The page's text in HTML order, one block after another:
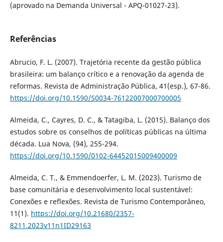
(aprovado na Demanda Universal - APQ-01027-23).
Referências
Abrucio, F. L. (2007). Trajetória recente da gestão pública
brasileira: um balanço crítico e a renovação da agenda de
reformas. Revista de Administração Pública, 41(esp.), 67-86.
https://doi.org/10.1590/S0034-76122007000700005
Almeida, C., Cayres, D. C., & Tatagiba, L. (2015). Balanço dos
estudos sobre os conselhos de políticas públicas na última
década. Lua Nova, (94), 255-294.
https://doi.org/10.1590/0102-64452015009400009
Almeida, C. T., & Emmendoerfer, L. M. (2023). Turismo de
base comunitária e desenvolvimento local sustentável:
Conexões e reflexões. Revista de Turismo Contemporâneo,
11(1). https://doi.org/10.21680/2357-
8211.2023v11n1ID29163